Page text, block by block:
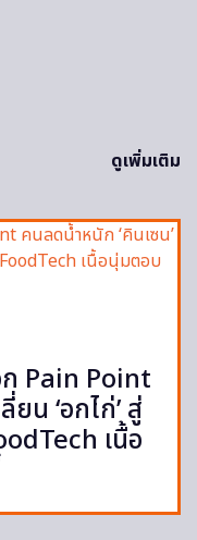
ดูเพิ่มเติม
Pain Point
ยน ‘อกไก่’ สู่
เนื้อ